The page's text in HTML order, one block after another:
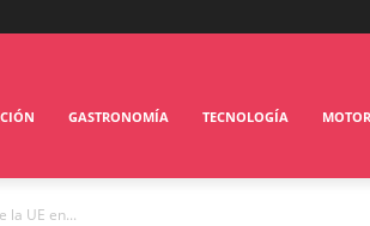
GASTRONOMÍA TECNOLOGÍA MOTOR
la UE en...